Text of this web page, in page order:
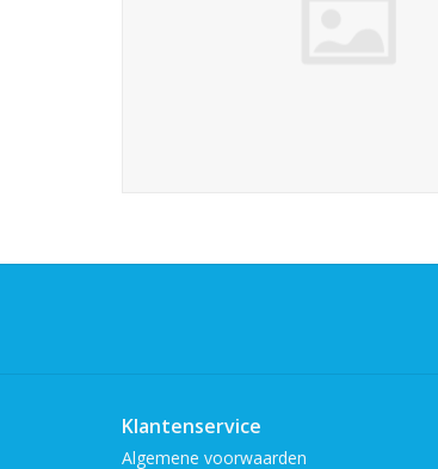
Klantenservice
Algemene voorwaarden